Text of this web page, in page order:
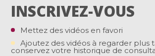
INSCRIVEZ-VOUS
Mettez des vidéos en favori
Ajoutez des vidéos à regarder plus
conservez votre historique de